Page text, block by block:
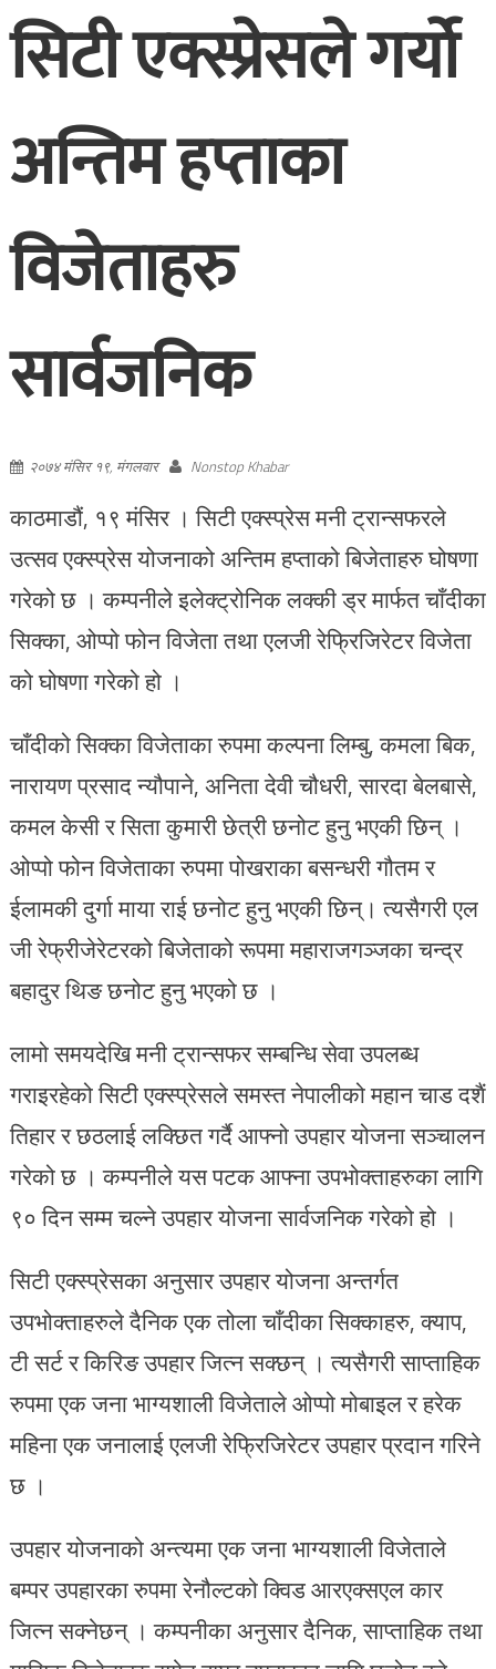
सिटी एक्स्प्रेसले गर्यो
अन्तिम हप्ताका
विजेताहरु
सार्वजनिक
२०७४ मंसिर १९, मंगलवार Nonstop Khabar
काठमाडौं, १९ मंसिर । सिटी एक्स्प्रेस मनी ट्रान्सफरले
उत्सव एक्स्प्रेस योजनाको अन्तिम हप्ताको बिजेताहरु घोषणा
गरेको छ । कम्पनीले इलेक्ट्रोनिक लक्की ड्र मार्फत चाँदीका
सिक्का, ओप्पो फोन विजेता तथा एलजी रेफ्रिजिरेटर विजेता
को घोषणा गरेको हो ।
चाँदीको सिक्का विजेताका रुपमा कल्पना लिम्बु, कमला बिक,
नारायण प्रसाद न्यौपाने, अनिता देवी चौधरी, सारदा बेलबासे,
कमल केसी र सिता कुमारी छेत्री छनोट हुनु भएकी छिन् ।
ओप्पो फोन विजेताका रुपमा पोखराका बसन्धरी गौतम र
ईलामकी दुर्गा माया राई छनोट हुनु भएकी छिन्। त्यसैगरी एल
जी रेफ्रीजेरेटरको बिजेताको रूपमा महाराजगञ्जका चन्द्र
बहादुर थिङ छनोट हुनु भएको छ ।
लामो समयदेखि मनी ट्रान्सफर सम्बन्धि सेवा उपलब्ध
गराइरहेको सिटी एक्स्प्रेसले समस्त नेपालीको महान चाड दशैं
तिहार र छठलाई लक्छित गर्दै आफ्नो उपहार योजना सञ्चालन
गरेको छ । कम्पनीले यस पटक आफ्ना उपभोक्ताहरुका लागि
९० दिन सम्म चल्ने उपहार योजना सार्वजनिक गरेको हो ।
सिटी एक्स्प्रेसका अनुसार उपहार योजना अन्तर्गत
उपभोक्ताहरुले दैनिक एक तोला चाँदीका सिक्काहरु, क्याप,
टी सर्ट र किरिङ उपहार जित्न सक्छन् । त्यसैगरी साप्ताहिक
रुपमा एक जना भाग्यशाली विजेताले ओप्पो मोबाइल र हरेक
महिना एक जनालाई एलजी रेफ्रिजिरेटर उपहार प्रदान गरिने
छ ।
उपहार योजनाको अन्त्यमा एक जना भाग्यशाली विजेताले
बम्पर उपहारका रुपमा रेनौल्टको क्विड आरएक्सएल कार
जित्न सक्नेछन् । कम्पनीका अनुसार दैनिक, साप्ताहिक तथा